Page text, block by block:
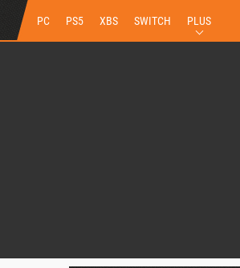
PC PS5 XBS SWITCH PLUS